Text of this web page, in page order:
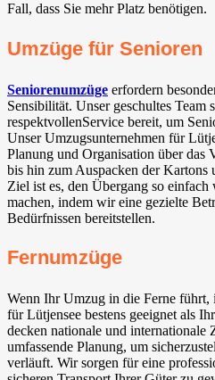
Fall, dass Sie mehr Platz benötigen.
Umzüge für Senioren
Seniorenumzüge erfordern
Sensibilität. Unser geschultes Team
respektvollenService bereit, um
Unser Umzugsunternehmen für
Planung und Organisation über das
bis hin zum Auspacken der
Ziel ist es, den Übergang so
machen, indem wir eine gezielte
Bedürfnissen bereitstellen.
Fernumzüge
Wenn Ihr Umzug in die Ferne führt,
für Lütjensee bestens geeignet als
decken nationale und internationale
umfassende Planung, um
verläuft. Wir sorgen für eine